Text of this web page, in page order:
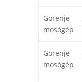
Gorenje
mosógép
Gorenje
mosógép